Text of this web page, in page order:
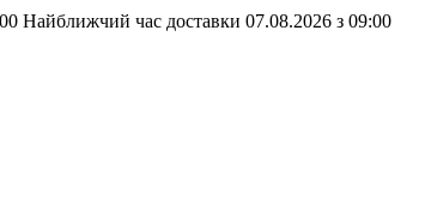
Найближчий час доставки 07.08.2026 з 09:00